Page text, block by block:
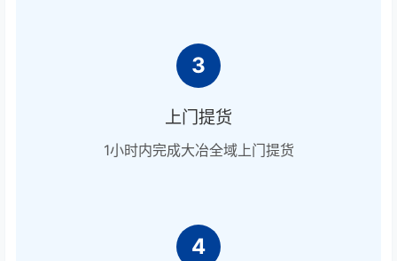
3
上门提货
1小时内完成大冶全域上门提货
4